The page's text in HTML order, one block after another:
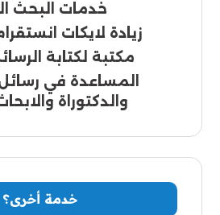
خدمات البحث
زيادة لايكات
مكتبة لكتابة
المساعدة في
والدكتوراة
خدمة أخرى؟